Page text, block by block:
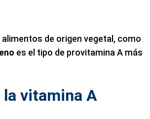
de origen vegetal, como
es el tipo de provitamina A más
la vitamina A